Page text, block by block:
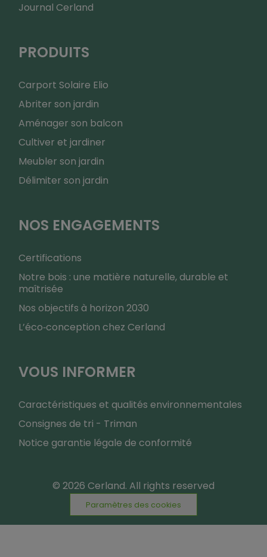
Journal Cerland
PRODUITS
Carport Solaire Elio
Abriter son jardin
Aménager son balcon
Cultiver et jardiner
Meubler son jardin
Délimiter son jardin
NOS ENGAGEMENTS
Certifications
Notre bois : une matière naturelle, durable et
maîtrisée
Nos objectifs à horizon 2030
L’éco‑conception chez Cerland
VOUS INFORMER
Caractéristiques et qualités environnementales
Consignes de tri - Triman
Notice garantie légale de conformité
© 2026 Cerland. All rights reserved
Paramètres des cookies